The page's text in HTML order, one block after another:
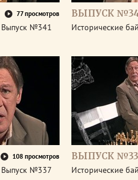
77 просмотров
Выпуск №341
ВЫПУСК
Исторические
108 просмотров
Выпуск №337
ВЫПУСК
Исторические